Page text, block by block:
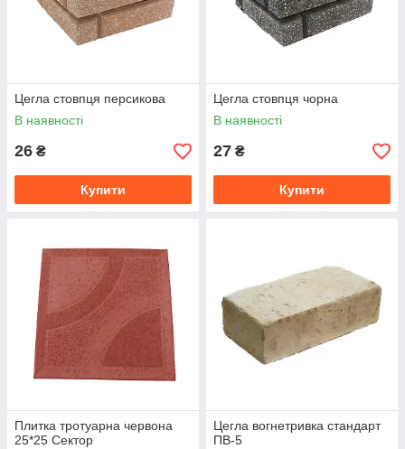
Цегла стовпця персикова
В наявності
26 ₴
Купити
Цегла стовпця чорна
В наявності
27 ₴
Купити
Плитка тротуарна червона
25*25 Сектор
Цегла вогнетривка стандарт
ПВ-5